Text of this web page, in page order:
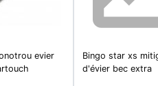
evier
Bingo star xs
d'évier bec extra